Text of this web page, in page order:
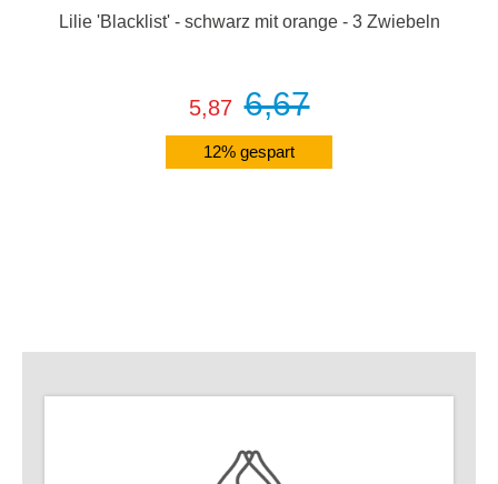
Lilie 'Blacklist' - schwarz mit orange - 3 Zwiebeln
5,87 6,67
12% gespart